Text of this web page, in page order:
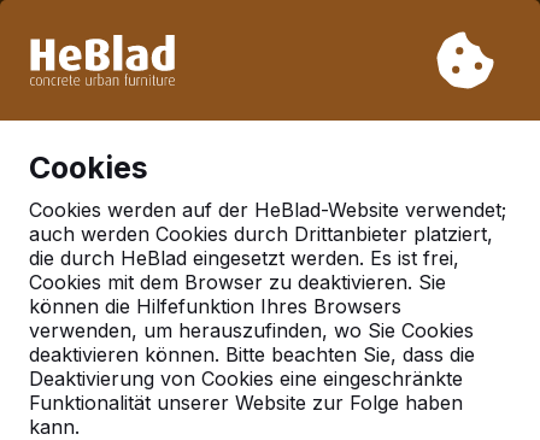
Woche 33 nicht. Bitte berücksichtigen Sie daher längere
Cookies
Cookies werden auf der HeBlad-Website verwendet;
auch werden Cookies durch Drittanbieter platziert,
die durch HeBlad eingesetzt werden. Es ist frei,
Cookies mit dem Browser zu deaktivieren. Sie
können die Hilfefunktion Ihres Browsers
verwenden, um herauszufinden, wo Sie Cookies
deaktivieren können. Bitte beachten Sie, dass die
Deaktivierung von Cookies eine eingeschränkte
Funktionalität unserer Website zur Folge haben
kann.
Deutschland
Referenties in:Ladelund
Geen reviews gevonden voor deze
locatie.